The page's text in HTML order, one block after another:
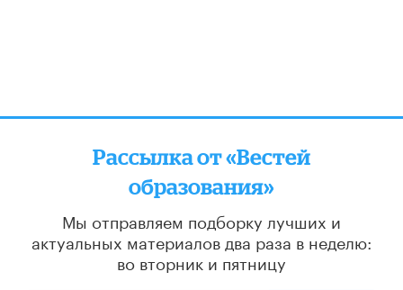
Рассылка от «Вестей
образования»
Мы отправляем подборку лучших и
актуальных материалов два раза в неделю:
во вторник и пятницу